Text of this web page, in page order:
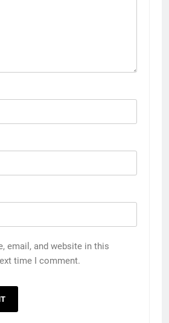
email, and website in this
time I comment.